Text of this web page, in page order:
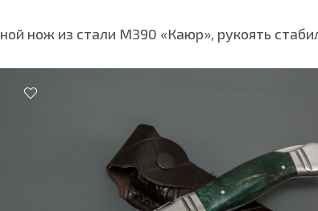
нож из стали М390 «Каюр», рукоять